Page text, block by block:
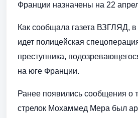
Франции назначены на 22
Как сообщала газета ВЗГЛЯД, в
идет полицейская
преступника,
на юге Франции.
Ранее появились сообщения о
стрелок Мохаммед Мера был